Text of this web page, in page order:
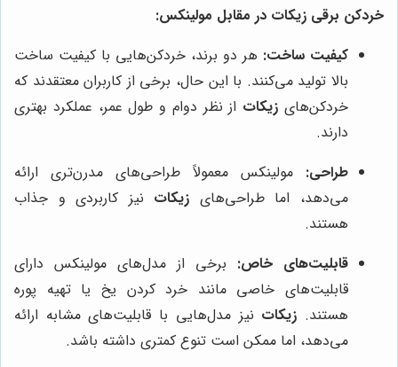
خردکن برقی زیکات در مقابل مولینکس:
کیفیت ساخت: هر دو برند، خردکن‌هایی با کیفیت ساخت
بالا تولید می‌کنند. با این حال، برخی از کاربران معتقدند که
خردکن‌های زیکات از نظر دوام و طول عمر، عملکرد بهتری
دارند.
طراحی: مولینکس معمولاً طراحی‌های مدرن‌تری ارائه
می‌دهد، اما طراحی‌های زیکات نیز کاربردی و جذاب
هستند.
قابلیت‌های خاص: برخی از مدل‌های مولینکس دارای
قابلیت‌های خاصی مانند خرد کردن یخ یا تهیه پوره
هستند. زیکات نیز مدل‌هایی با قابلیت‌های مشابه ارائه
می‌دهد، اما ممکن است تنوع کمتری داشته باشد.